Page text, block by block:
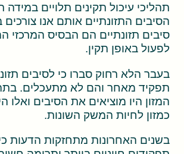
תהליכי עיכול תקינים תלויים
הסיבים התזונתיים אותם אנו
סיבים תזונתיים הם הבסיס המרכזי
לפעול באופן תקין.
בעבר הלא רחוק סברו כי לסיבים
תפקיד מאחר והם לא מתעכלים.
המזון היו מוציאים את הסיבים ואלו
כמזון לחיות המשק השונות.
בשנים האחרונות מתחזקות הדעות